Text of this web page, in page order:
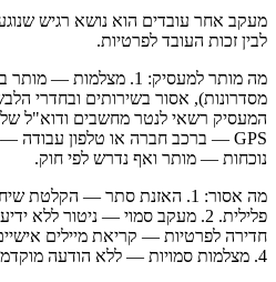
מעקב אחר עובדים הוא נושא רגיש שנוגע
לבין זכות העובד לפרטיות.
מה מותר למעסיק: 1.
נוכחות — מותר ואף נדרש לפי חוק.
מה אסור: 1. האזנת סתר —
4. מצלמות סמויות — ללא הודעה מוקדמת.